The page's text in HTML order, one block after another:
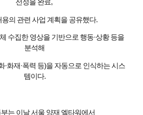
선정을 완료,
용의 관련 사업 계획을 공유했다.
수집한 영상을 기반으로 행동·상황 등을
분석해
·화재·폭력 등)을 자동으로 인식하는 시스
템이다.
는 이날 서울 양재 엘타워에서